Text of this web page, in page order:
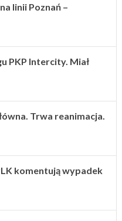
linii Poznań –
PKP Intercity. Miał
Trwa reanimacja.
komentują wypadek